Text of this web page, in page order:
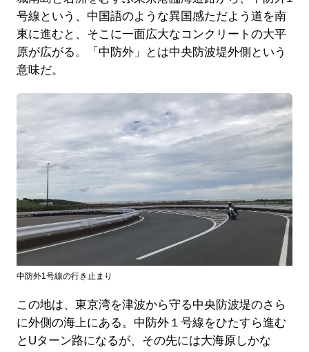
号線という、中国語のような異国感ただよう道を南
東に進むと、そこに一面広大なコンクリートの大平
原が広がる。「中防外」とは中央防波堤外側という
意味だ。
中防外1号線の行き止まり
この地は、東京湾を津波から守る中央防波堤のさら
に外側の海上にある。中防外１号線をひたすら進む
とUターン路になるが、その先には大海原しかな